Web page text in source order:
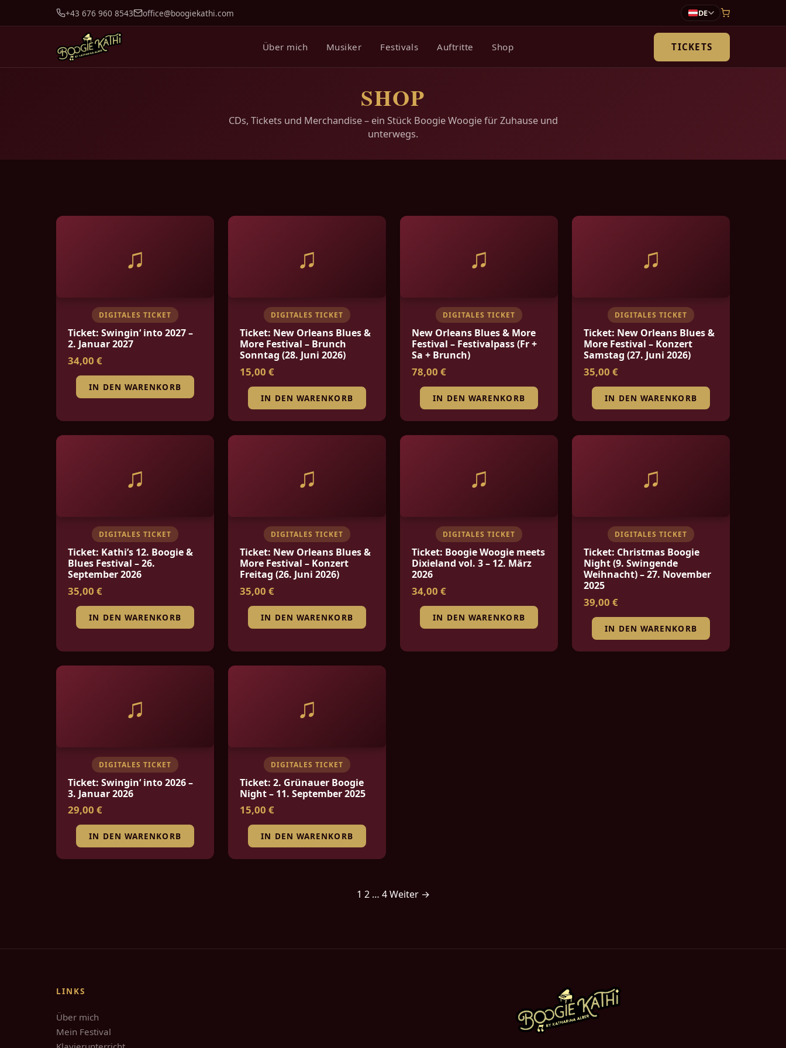
+43 676 960 8543 office@boogiekathi.com DE
Über mich Musiker Festivals Auftritte Shop TICKETS
SHOP
CDs, Tickets und Merchandise – ein Stück Boogie Woogie für Zuhause und
unterwegs.
♫
DIGITALES TICKET
Ticket: Swingin‘ into 2027 –
2. Januar 2027
34,00 €
IN DEN WARENKORB
♫
DIGITALES TICKET
Ticket: New Orleans Blues &
More Festival – Brunch
Sonntag (28. Juni 2026)
15,00 €
IN DEN WARENKORB
♫
DIGITALES TICKET
New Orleans Blues & More
Festival – Festivalpass (Fr +
Sa + Brunch)
78,00 €
IN DEN WARENKORB
♫
DIGITALES TICKET
Ticket: New Orleans Blues &
More Festival – Konzert
Samstag (27. Juni 2026)
35,00 €
IN DEN WARENKORB
♫
DIGITALES TICKET
Ticket: Kathi’s 12. Boogie &
Blues Festival – 26.
September 2026
35,00 €
IN DEN WARENKORB
♫
DIGITALES TICKET
Ticket: New Orleans Blues &
More Festival – Konzert
Freitag (26. Juni 2026)
35,00 €
IN DEN WARENKORB
♫
DIGITALES TICKET
Ticket: Boogie Woogie meets
Dixieland vol. 3 – 12. März
2026
34,00 €
IN DEN WARENKORB
♫
DIGITALES TICKET
Ticket: Christmas Boogie
Night (9. Swingende
Weihnacht) – 27. November
2025
39,00 €
IN DEN WARENKORB
♫
DIGITALES TICKET
Ticket: Swingin‘ into 2026 –
3. Januar 2026
29,00 €
IN DEN WARENKORB
♫
DIGITALES TICKET
Ticket: 2. Grünauer Boogie
Night – 11. September 2025
15,00 €
IN DEN WARENKORB
1 2 … 4 Weiter →
LINKS
Über mich
Mein Festival